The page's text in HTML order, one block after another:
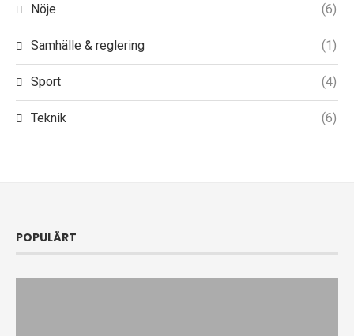
Nöje (6)
Samhälle & reglering (1)
Sport (4)
Teknik (6)
POPULÄRT